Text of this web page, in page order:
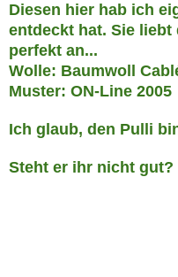
Diesen hier hab ich
entdeckt hat. Sie liebt
perfekt an...
Wolle: Baumwoll
Muster: ON-Line 2005
Ich glaub, den Pulli
Steht er ihr nicht gut?